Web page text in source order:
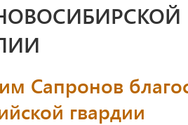
Сапронов
гвардии